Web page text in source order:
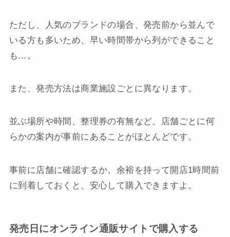
ただし、人気のブランドの場合、発売前から並んで
いる方も多いため、早い時間帯から列ができること
も…。
また、発売方法は商業施設ごとに異なります。
並ぶ場所や時間、整理券の有無など、店舗ごとに何
らかの案内が事前にあることがほとんどです。
事前に店舗に確認するか、余裕を持って開店1時間前
に到着しておくと、安心して購入できますよ。
発売日にオンライン通販サイトで購入する